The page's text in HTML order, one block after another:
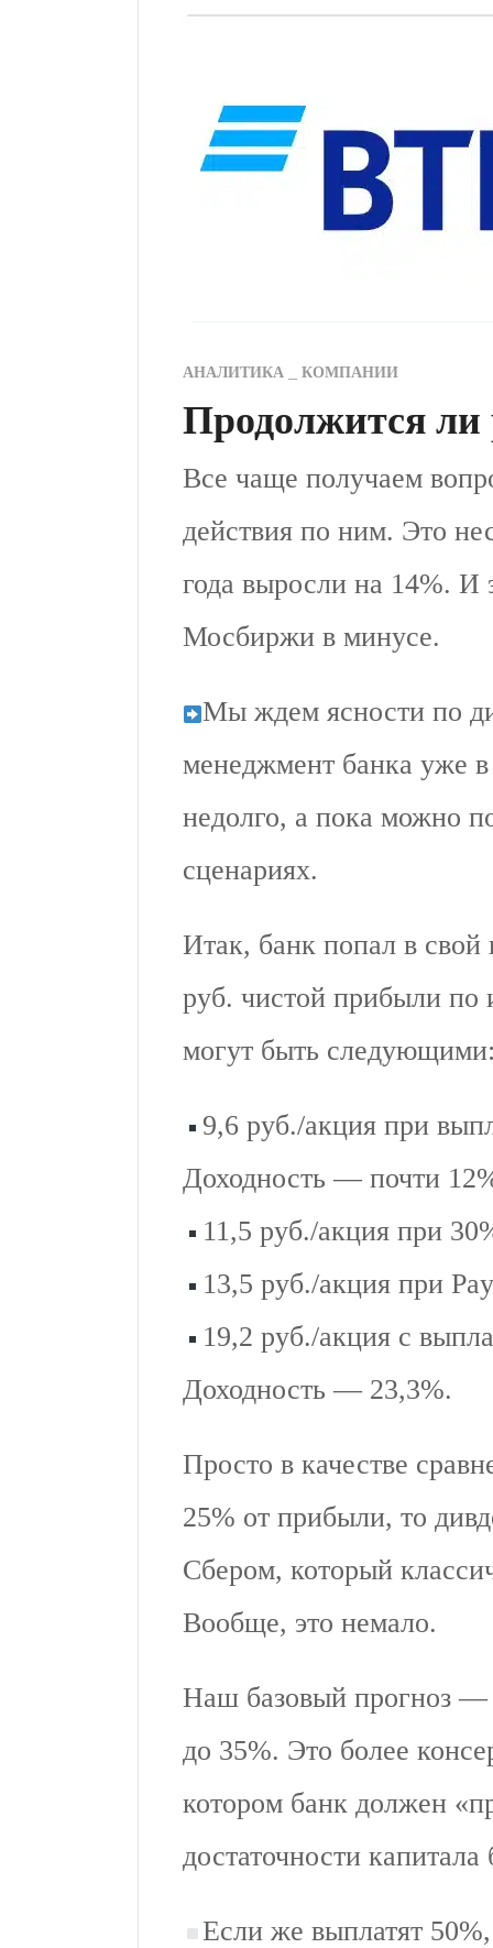
АНАЛИТИКА КОМПАНИИ
Продолжится
Все чаще получаем
действия по ним. Это
года выросли на 14%. И
Мосбиржи в минусе.
Мы ждем ясности по
менеджмент банка уже
недолго, а пока можно
сценариях.
Итак, банк попал в свой
руб. чистой прибыли по
могут быть
9,6 руб./акция при
Доходность — почти
11,5 руб./акция при
13,5 руб./акция при
19,2 руб./акция с
Доходность — 23,3%.
Просто в качестве
25% от прибыли, то
Сбером, который
Вообще, это немало.
Наш базовый прогноз —
до 35%. Это более
котором банк должен
достаточности
Если же выплатят